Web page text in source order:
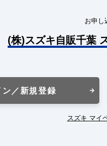
お申し
(株)スズキ自販千葉
ン／新規登録
スズキ マイ